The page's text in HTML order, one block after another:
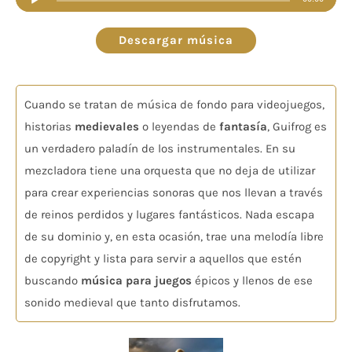
de
audio
Descargar música
Cuando se tratan de música de fondo para videojuegos,
historias medievales o leyendas de fantasía, Guifrog es
un verdadero paladín de los instrumentales. En su
mezcladora tiene una orquesta que no deja de utilizar
para crear experiencias sonoras que nos llevan a través
de reinos perdidos y lugares fantásticos. Nada escapa
de su dominio y, en esta ocasión, trae una melodía libre
de copyright y lista para servir a aquellos que estén
buscando música para juegos épicos y llenos de ese
sonido medieval que tanto disfrutamos.